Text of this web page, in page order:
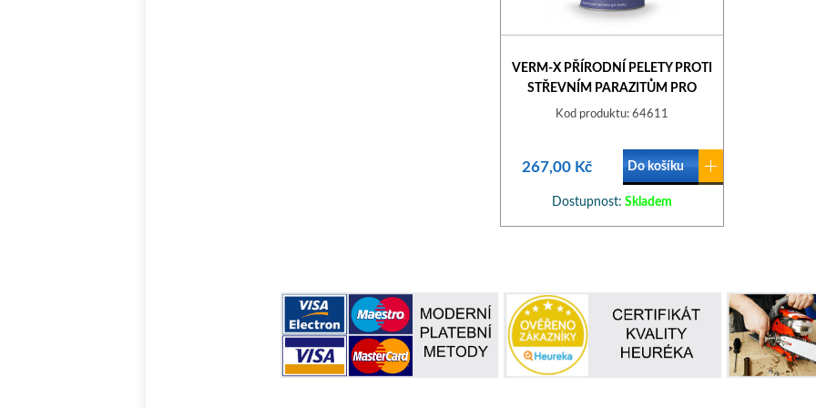
VERM-X PŘÍRODNÍ PELETY PROTI
STŘEVNÍM PARAZITŮM PRO
PTÁKY 100G
Kod produktu: 64611
267,00 Kč Do košíku
Dostupnost: Skladem